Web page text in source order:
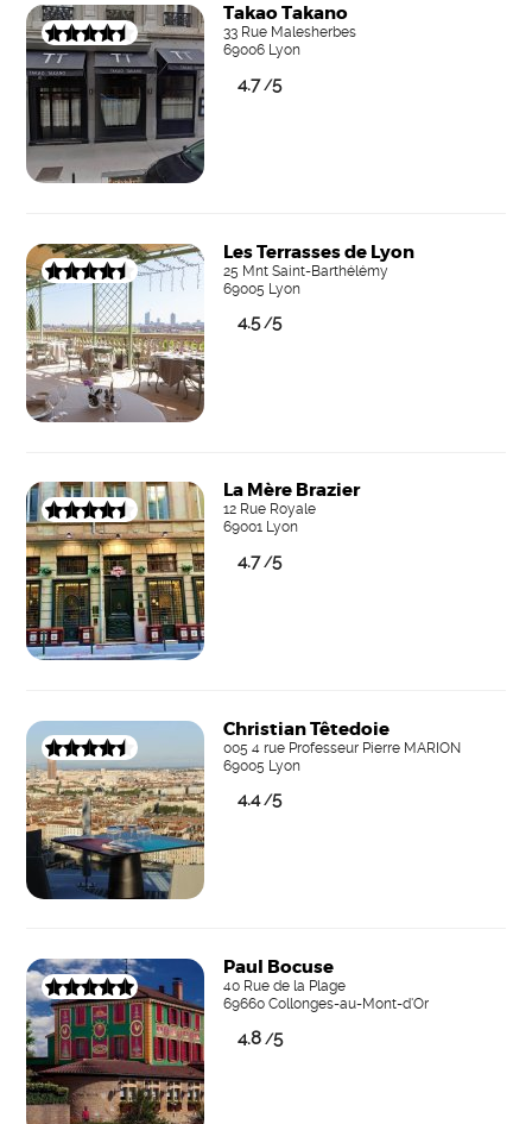
Takao Takano
33 Rue Malesherbes
69006 Lyon
4.7/5
Les Terrasses de Lyon
25 Mnt Saint-Barthélémy
69005 Lyon
4.5/5
La Mère Brazier
12 Rue Royale
69001 Lyon
4.7/5
Christian Têtedoie
005 4 rue Professeur Pierre MARION
69005 Lyon
4.4/5
Paul Bocuse
40 Rue de la Plage
69660 Collonges-au-Mont-d'Or
4.8 /5